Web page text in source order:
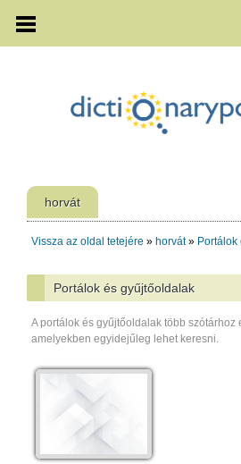
horvát
Vissza az oldal tetejére » horvát»
Portálok és gyűjtőoldalak
A portálok és gyűjtőoldalak több szótárhoz
amelyekben egyidejűleg lehet keresni.